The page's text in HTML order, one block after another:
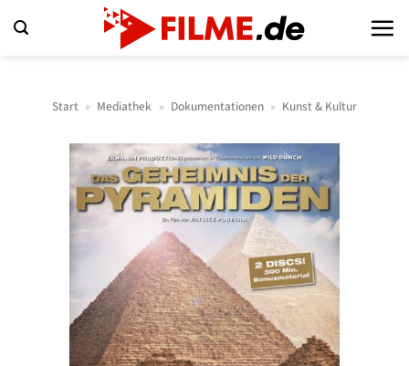
Inhalt
Start » Mediathek » Dokumentationen » Kunst & Kultur